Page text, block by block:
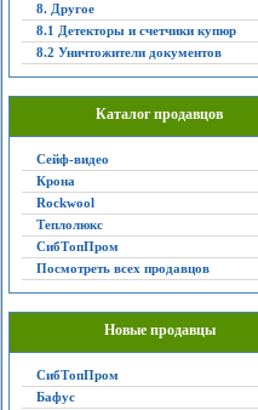
8. Другое
8.1 Детекторы и счетчики купюр
8.2 Уничтожители документов
Каталог продавцов
Сейф-видео
Крона
Rockwool
Теплолюкс
СибТопПром
Посмотреть всех продавцов
Новые продавцы
СибТопПром
Бафус